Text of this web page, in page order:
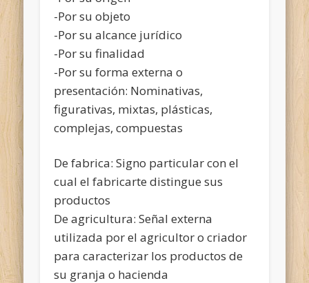
-Por su objeto
-Por su alcance jurídico
-Por su finalidad
-Por su forma externa o
presentación: Nominativas,
figurativas, mixtas, plásticas,
complejas, compuestas
De fabrica: Signo particular con el
cual el fabricarte distingue sus
productos
De agricultura: Señal externa
utilizada por el agricultor o criador
para caracterizar los productos de
su granja o hacienda